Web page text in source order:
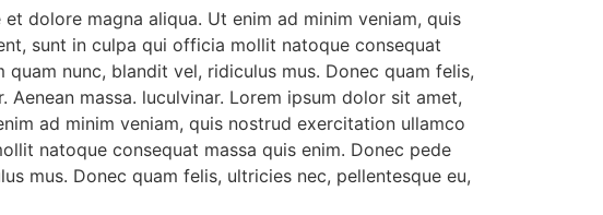
dolore magna aliqua. Ut enim ad minim veniam, quis
sunt in culpa qui officia mollit natoque consequat
nunc, blandit vel, ridiculus mus. Donec quam felis,
massa. luculvinar. Lorem ipsum dolor sit amet,
ad minim veniam, quis nostrud exercitation ullamco
natoque consequat massa quis enim. Donec pede
mus. Donec quam felis, ultricies nec, pellentesque eu,